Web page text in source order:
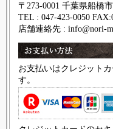
〒273-0001 千葉県船橋
TEL : 047-423-0050
店舗連絡先 : info@nori-
お支払いはクレジット
す。